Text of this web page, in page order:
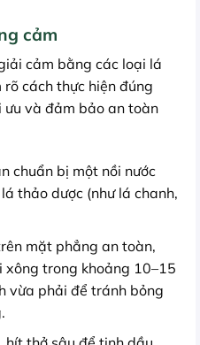
cảm
cảm bằng các loại lá
cách thực hiện đúng
và đảm bảo an toàn
chuẩn bị một nồi nước
thảo dược (như lá chanh,
mặt phẳng an toàn,
xông trong khoảng 10–15
vừa phải để tránh bỏng